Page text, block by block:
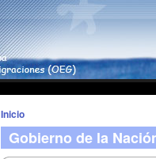
Inicio
Gobierno de la